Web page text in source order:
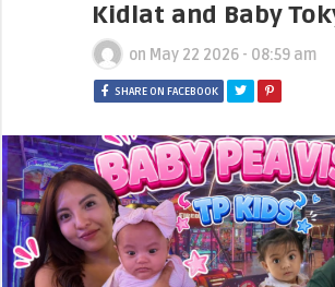
Kidlat and Baby
on May 22 2026 - 08:59 am
SHARE ON FACEBOOK